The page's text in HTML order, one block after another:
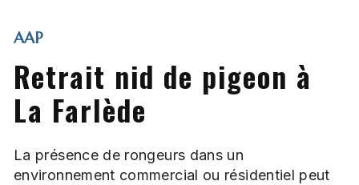
AAP
Retrait nid de pigeon à
La Farlède
La présence de rongeurs dans un
environnement commercial ou résidentiel peut